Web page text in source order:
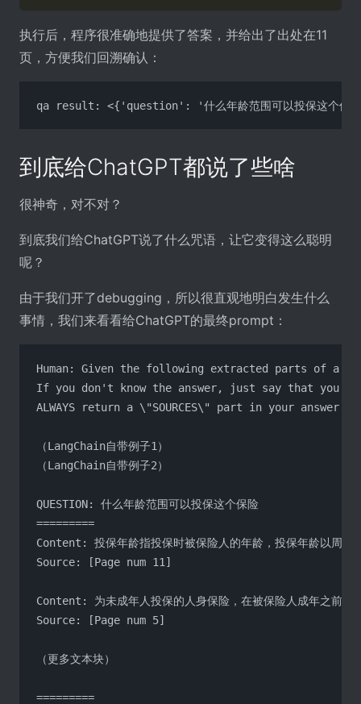
执行后，程序很准确地提供了答案，并给出了出处在11
页，方便我们回溯确认：
qa result: <{'question': '什么年龄范围可以投保这个保
到底给ChatGPT都说了些啥
很神奇，对不对？
到底我们给ChatGPT说了什么咒语，让它变得这么聪明
呢？
由于我们开了debugging，所以很直观地明白发生什么
事情，我们来看看给ChatGPT的最终prompt：
Human: Given the following extracted parts of a
If you don't know the answer, just say that you
ALWAYS return a \"SOURCES\" part in your answer.
（LangChain自带例子1）
（LangChain自带例子2）
QUESTION: 什么年龄范围可以投保这个保险
=========
Content: 投保年龄指投保时被保险人的年龄，投保年龄以周
Source: [Page num 11]
Content: 为未成年人投保的人身保险，在被保险人成年之前，
Source: [Page num 5]
（更多文本块）
=========